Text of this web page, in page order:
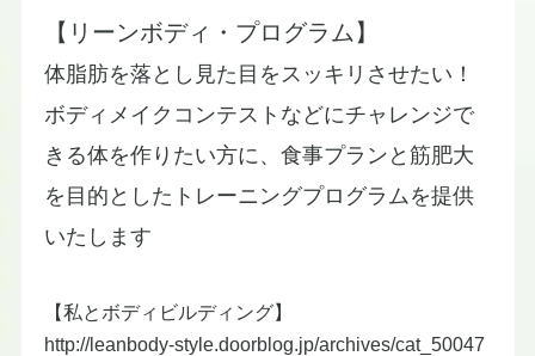
【リーンボディ・プログラム】
​体脂肪を落とし見た目をスッキリさせたい！
​ボディメイクコンテストなどにチャレンジで
きる体を作りたい方に、食事プランと筋肥大
を目的としたトレーニングプログラムを提供
いたします
【私とボディビルディング】
http://leanbody-style.doorblog.jp/archives/cat_50047